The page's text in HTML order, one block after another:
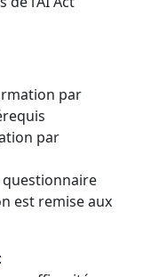
par
par
est remise aux
: